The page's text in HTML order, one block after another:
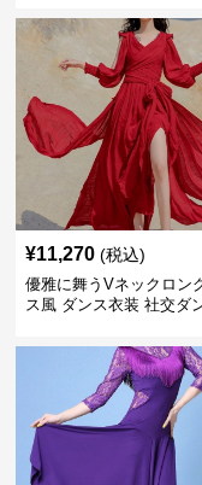
¥11,270 (税込)
優雅に舞うVネックロン
ス風 ダンス衣装 社交ダ